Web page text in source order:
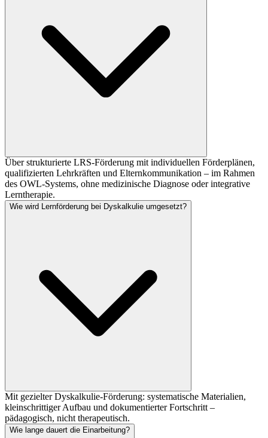
Über strukturierte LRS-Förderung mit individuellen Förderplänen,
qualifizierten Lehrkräften und Elternkommunikation – im Rahmen
des OWL-Systems, ohne medizinische Diagnose oder integrative
Lerntherapie.
Wie wird Lernförderung bei Dyskalkulie umgesetzt?
Mit gezielter Dyskalkulie-Förderung: systematische Materialien,
kleinschrittiger Aufbau und dokumentierter Fortschritt –
pädagogisch, nicht therapeutisch.
Wie lange dauert die Einarbeitung?